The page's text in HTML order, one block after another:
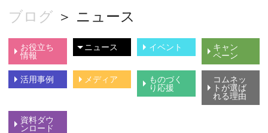
ブログ ＞ ニュース
お役立ち
情報
ニュース イベント
キャン
ペーン
活用事例 メディア
ものづく
り応援
コムネッ
トが選ば
れる理由
資料ダウ
ンロード